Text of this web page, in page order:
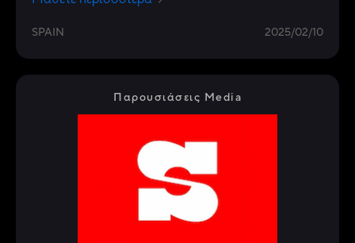
SPAIN 2025/02/10
Παρουσιάσεις Media